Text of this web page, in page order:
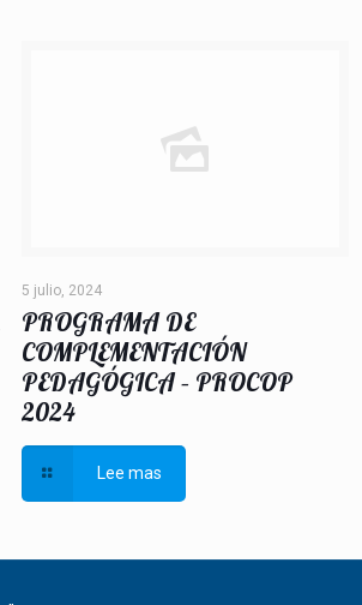
5 julio, 2024
PROGRAMA DE
COMPLEMENTACIÓN
PEDAGÓGICA – PROCOP
2024
Lee mas